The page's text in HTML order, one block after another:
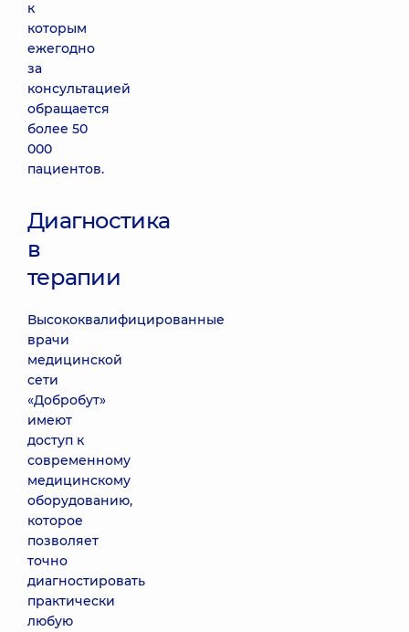
к
которым
ежегодно
за
консультацией
обращается
более 50
000
пациентов.
Диагностика
в
терапии
Высококвалифицированные
врачи
медицинской
сети
«Добробут»
имеют
доступ к
современному
медицинскому
оборудованию,
которое
позволяет
точно
диагностировать
практически
любую